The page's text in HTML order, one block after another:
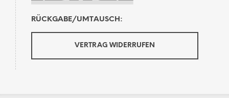
RÜCKGABE/UMTAUSCH:
VERTRAG WIDERRUFEN